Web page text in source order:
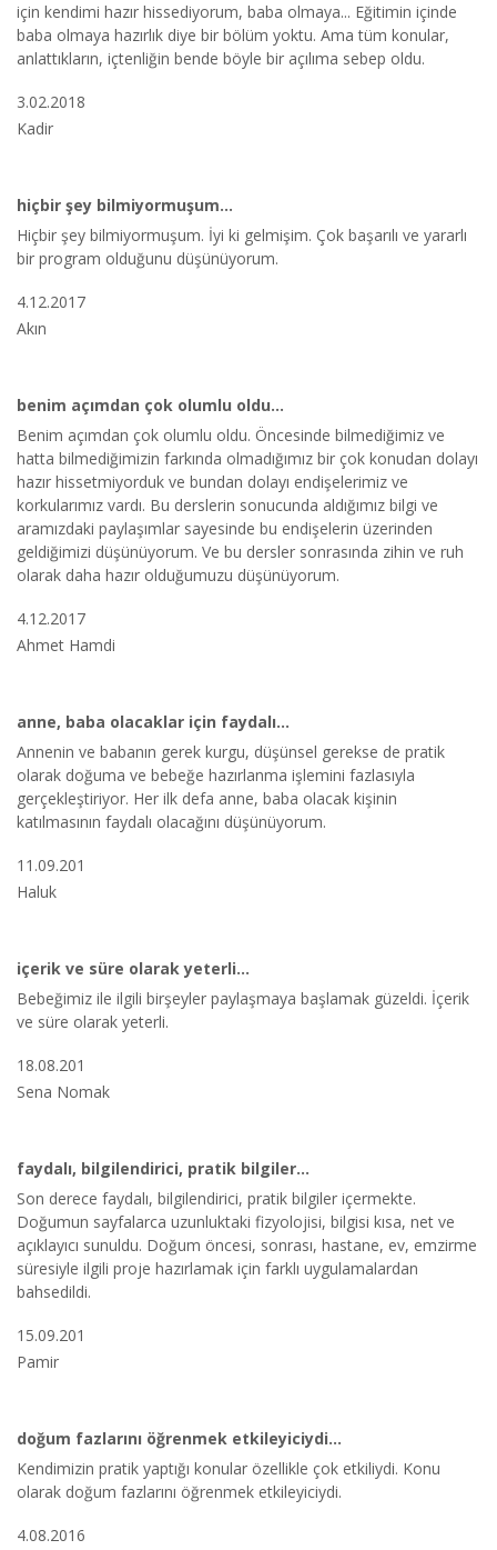
için kendimi hazır hissediyorum, baba olmaya... Eğitimin içinde
baba olmaya hazırlık diye bir bölüm yoktu. Ama tüm konular,
anlattıkların, içtenliğin bende böyle bir açılıma sebep oldu.
3.02.2018
Kadir
hiçbir şey bilmiyormuşum...
Hiçbir şey bilmiyormuşum. İyi ki gelmişim. Çok başarılı ve yararlı
bir program olduğunu düşünüyorum.
4.12.2017
Akın
benim açımdan çok olumlu oldu...
Benim açımdan çok olumlu oldu. Öncesinde bilmediğimiz ve
hatta bilmediğimizin farkında olmadığımız bir çok konudan dolayı
hazır hissetmiyorduk ve bundan dolayı endişelerimiz ve
korkularımız vardı. Bu derslerin sonucunda aldığımız bilgi ve
aramızdaki paylaşımlar sayesinde bu endişelerin üzerinden
geldiğimizi düşünüyorum. Ve bu dersler sonrasında zihin ve ruh
olarak daha hazır olduğumuzu düşünüyorum.
4.12.2017
Ahmet Hamdi
anne, baba olacaklar için faydalı...
Annenin ve babanın gerek kurgu, düşünsel gerekse de pratik
olarak doğuma ve bebeğe hazırlanma işlemini fazlasıyla
gerçekleştiriyor. Her ilk defa anne, baba olacak kişinin
katılmasının faydalı olacağını düşünüyorum.
11.09.201
Haluk
içerik ve süre olarak yeterli...
Bebeğimiz ile ilgili birşeyler paylaşmaya başlamak güzeldi. İçerik
ve süre olarak yeterli.
18.08.201
Sena Nomak
faydalı, bilgilendirici, pratik bilgiler...
Son derece faydalı, bilgilendirici, pratik bilgiler içermekte.
Doğumun sayfalarca uzunluktaki fizyolojisi, bilgisi kısa, net ve
açıklayıcı sunuldu. Doğum öncesi, sonrası, hastane, ev, emzirme
süresiyle ilgili proje hazırlamak için farklı uygulamalardan
bahsedildi.
15.09.201
Pamir
doğum fazlarını öğrenmek etkileyiciydi...
Kendimizin pratik yaptığı konular özellikle çok etkiliydi. Konu
olarak doğum fazlarını öğrenmek etkileyiciydi.
4.08.2016